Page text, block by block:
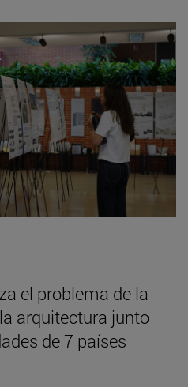
el problema de la
arquitectura junto
de 7 países